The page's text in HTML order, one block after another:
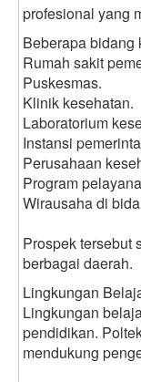
profesional yang
Beberapa bidang
Rumah sakit
Puskesmas.
Klinik kesehatan.
Laboratorium
Instansi
Perusahaan
Program
Wirausaha di
Prospek tersebut
berbagai daerah.
Lingkungan
Lingkungan
pendidikan.
mendukung